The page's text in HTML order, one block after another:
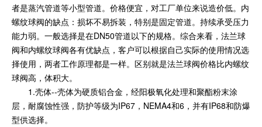
者是蒸汽管道等小型管道。价格便宜，对工厂单位来说造价低。内
螺纹球阀的缺点：损坏不易拆装，特别是固定管道。持续承受压力
能力弱。一般选择是在DN50管道以下的规格。综合来看，法兰球
阀和内螺纹球阀各有优缺点，客户可以根据自己实际的使用情况选
择使用，两者工作原理都是一样。区别就是法兰球阀价格比内螺纹
球阀高，体积大。
1.壳体--壳体为硬质铝合金，经阳极氧化处理和聚酯粉末涂
层，耐腐蚀性强，防护等级为IP67，NEMA4和6，并有IP68和防爆
型供选择。